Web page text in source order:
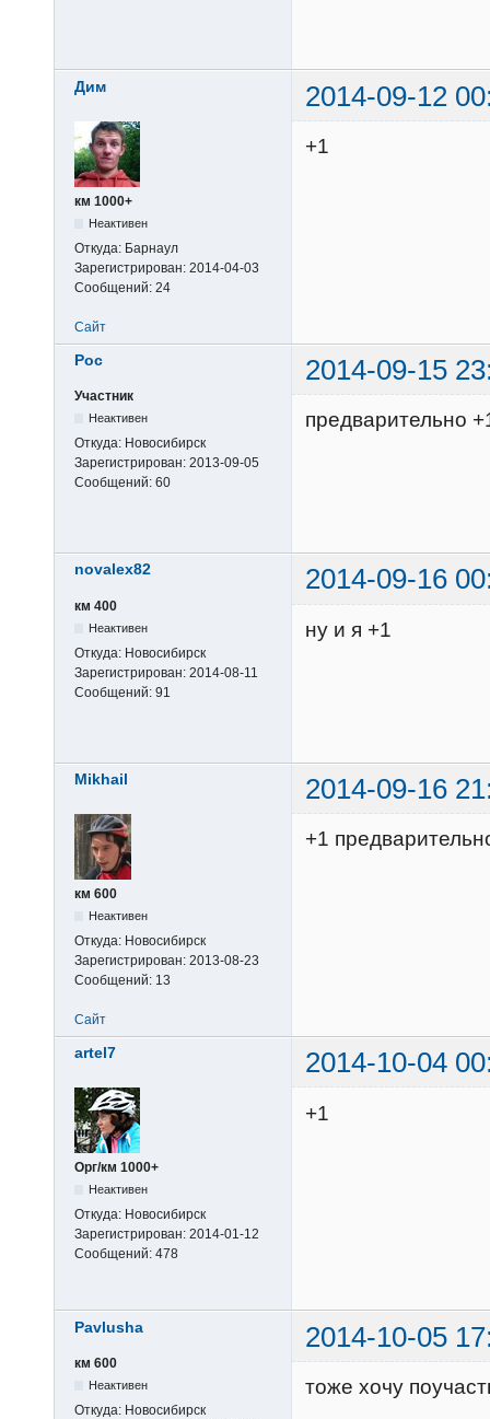
Дим 2014-09-12
км 1000+
Неактивен
Откуда: Барнаул
Зарегистрирован: 2014-04-03
Сообщений: 24
+1
Сайт
Poc 2014-09-15
Участник
Неактивен
Откуда: Новосибирск
Зарегистрирован: 2013-09-05
Сообщений: 60
предварительно
novalex82 2014-09-16
км 400
Неактивен
Откуда: Новосибирск
Зарегистрирован: 2014-08-11
Сообщений: 91
ну и я +1
Mikhail 2014-09-16
км 600
Неактивен
Откуда: Новосибирск
Зарегистрирован: 2013-08-23
Сообщений: 13
+1
Сайт
artel7 2014-10-04
Орг/км 1000+
Неактивен
Откуда: Новосибирск
Зарегистрирован: 2014-01-12
Сообщений: 478
+1
Pavlusha 2014-10-05
км 600
Неактивен
Откуда: Новосибирск
тоже хочу